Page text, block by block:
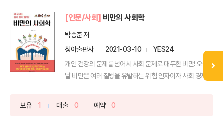
[인문/사회] 비만의 사회학
박승준 저
청아출판사
2021-03-10
YES24
개인 건강의 문제를 넘어서 사회 문제로 대두한 비만! 오늘
날 비만은 여러 질병을 유발하는 위험 인자이자 사회 경제적
보유 1 대출 0 예약 0